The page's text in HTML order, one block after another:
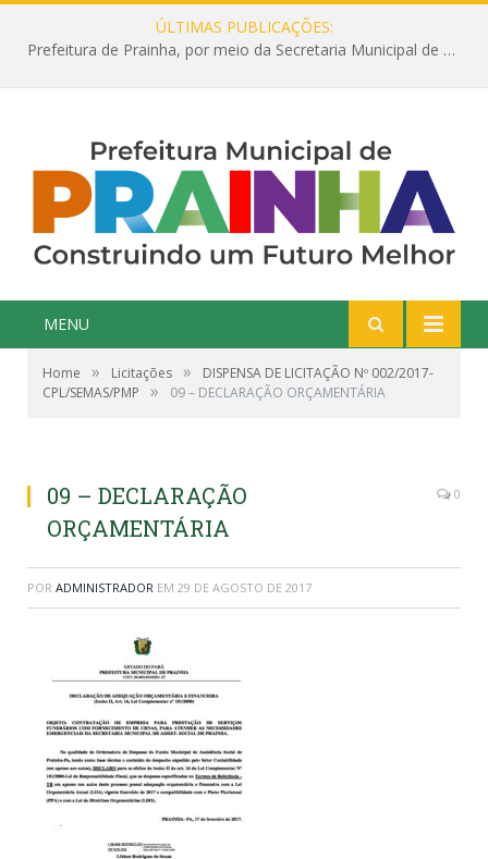
ÚLTIMAS PUBLICAÇÕES:
Prefeitura de Prainha, por meio da Secretaria Municipal de Educação, abre 354 vagas na área da Educação para 2025 com processo seletivo simplificado
MENU
Home » Licitações »
DISPENSA DE LICITAÇÃO Nº 002/2017-
CPL/SEMAS/PMP
» 09 – DECLARAÇÃO ORÇAMENTÁRIA
09 – DECLARAÇÃO
ORÇAMENTÁRIA
0
POR ADMINISTRADOR EM 29 DE AGOSTO DE 2017